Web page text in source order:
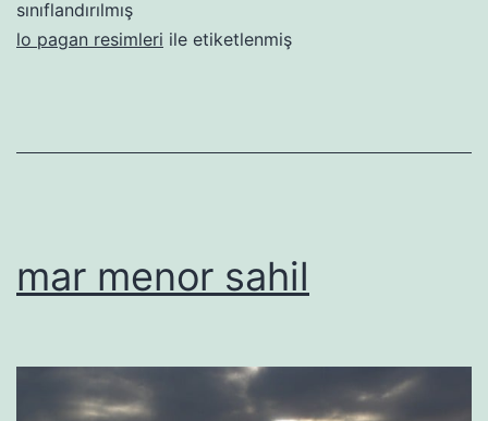
sınıflandırılmış
lo pagan resimleri ile etiketlenmiş
mar menor sahil